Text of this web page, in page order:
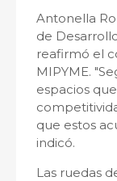
Antonella
de
reafirmó el
MIPYME.
espacios
que estos
indicó.
Las ruedas